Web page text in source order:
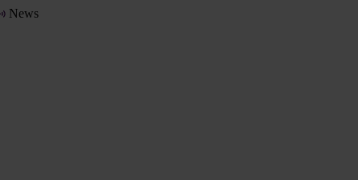
News